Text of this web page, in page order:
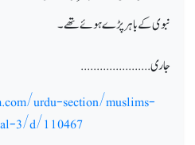
نبوی کے باہر پڑے ہوئے تھے۔
جاری......................
urdu-section/muslims-
3/d/110467